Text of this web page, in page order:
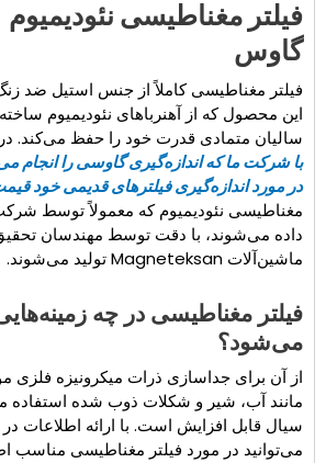
گاوس
فیلتر مغناطیسی کاملاً از جنس استیل ضد
این محصول که از آهنرباهای نئودیمیوم
سالیان متمادی قدرت خود را حفظ می‌کند.
با شرکت ما که اندازه‌گیری گاوسی را انجام
در مورد اندازه‌گیری فیلترهای قدیمی خود
مغناطیسی نئودیمیوم که معمولاً توسط
داده می‌شوند، با دقت توسط مهندسان
ماشین‌آلات Magneteksan تولید می‌شوند.
فیلتر مغناطیسی در چه
می‌شود؟
از آن برای جداسازی ذرات میکرونیزه فلزی
مانند آب، شیر و شکلات ذوب شده استفاده
سیال قابل افزایش است. با ارائه اطلاعات
می‌توانید در مورد فیلتر مغناطیسی مناسب